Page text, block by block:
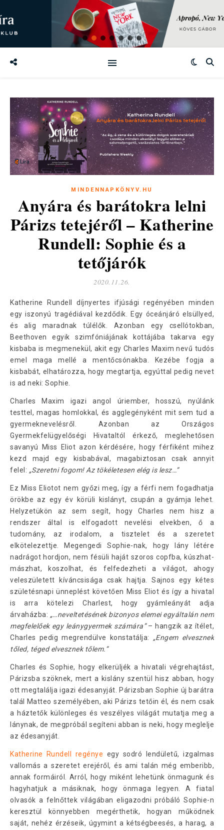
MINDENNAPKÖNYV.HU
Anyára és barátokra lelni
Párizs tetejéről – Katherine
Rundell: Sophie és a
tetőjárók
2020.11.26.
Katherine Rundell díjnyertes ifjúsági regényében minden
egy iszonyú tragédiával kezdődik. Egy óceánjáró elsüllyed,
és alig maradnak túlélők. Azonban egy csellótokban,
Beethoven egyik szimfóniájának kottájába takarva egy
kisbaba is megmenekül, akit egy Charles Maxim nevű tudós
emel maga mellé a mentőcsónakba. Kezébe fogja a
kisbabát, elhatározza, hogy megtartja, egyúttal pedig nevet
is ad neki: Sophie.
Charles Maxim igazi angol úriember, hosszú, nyúlánk
testtel, magas homlokkal, és agglegényként mit sem tud a
gyermeknevelésről. Azonban az Országos
Gyermekfelügyelőségi Hivataltól érkező, meglehetősen
savanyú Miss Eliot azon kérdésére, hogy férfiként mihez
kezd majd egy kisbabával, magabiztosan csak annyit
felel: „Szeretni fogom! Az tökéletesen elég is lesz…”
Ez Miss Eliotot nem győzi meg, így a férfi nem fogadhatja
örökbe az egy év körüli kislányt, csupán a gyámja lehet.
Helyzetükön az sem segít, hogy Charles nem hisz a
rendszer által is elfogadott nevelési elvekben, ő a
tudomány, az irodalom, a tisztelet és a szeretet
elkötelezettje. Megengedi Sophie-nak, hogy lány létére
nadrágot hordjon, nem fésüli haját szoros copfba, kúszhat-
mászhat, koszolhat, és felfedezheti a világot, ahogy
veleszületett kíváncsisága csak hajtja. Sajnos egy kétes
születésnapi ünneplést követően Miss Eliot és így a hivatal
is arra kötelezi Charlest, hogy gyámleányát adja
árvaházba: „…neveltetésének bizonyos elemei egyáltalán nem
megfelelőek egy leánygyermek számára”– hangzik az ítélet,
Charles pedig megrendülve konstatálja: „Engem elvesznek
tőled, téged elvesznek tőlem.”
Charles és Sophie, hogy elkerüljék a hivatali végrehajtást,
Párizsba szöknek, mert a kislány szentül hisz abban, hogy
ott megtalálja igazi édesanyját. Párizsban Sophie új barátra
talál Matteo személyében, aki Párizs tetőin él, és nem csak
a háztetők különleges és veszélyes világát mutatja meg a
lánynak, de megpróbál segíteni abban is neki, hogy meglelje
az édesanyját.
Katherine Rundell regénye egy sodró lendületű, izgalmas
vallomás a szeretet erejéről, és ami talán még emberibb,
annak formáiról. Arról, hogy miként lehetünk önmagunk és
hagyhatjuk a másiknak, hogy önmaga legyen. A fiatal
olvasók a felnőttek világában eligazodni próbáló Sophie-n
keresztül könnyebben megérthetik, hogyan működnek
saját, nehéz érzéseik, úgymint a kétségbeesés, a harag, a